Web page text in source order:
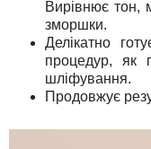
Вирівнює тон,
зморшки.
Делікатно
процедур, як
шліфування.
Продовжує